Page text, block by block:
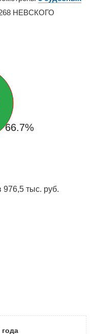
НЕВСКОГО
66.7%
976,5 тыс. руб.
года